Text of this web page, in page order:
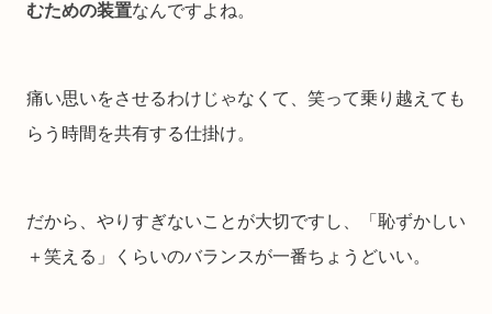
むための装置なんですよね。
痛い思いをさせるわけじゃなくて、笑って乗り越えても
らう時間を共有する仕掛け。
だから、やりすぎないことが大切ですし、「恥ずかしい
＋笑える」くらいのバランスが一番ちょうどいい。